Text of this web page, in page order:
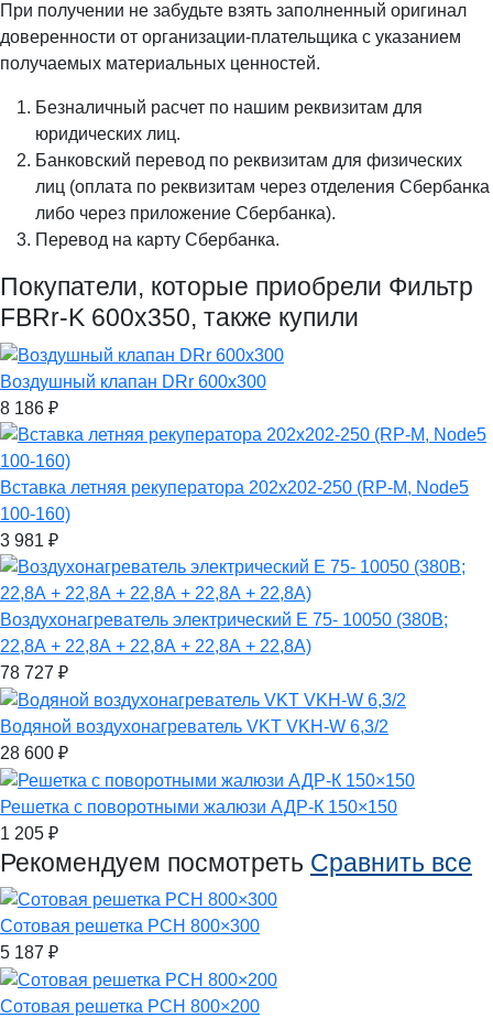
При получении не забудьте взять заполненный оригинал
доверенности от организации-плательщика с указанием
получаемых материальных ценностей.
Безналичный расчет по нашим реквизитам для
юридических лиц.
Банковский перевод по реквизитам для физических
лиц (оплата по реквизитам через отделения Сбербанка
либо через приложение Сбербанка).
Перевод на карту Сбербанка.
Покупатели, которые приобрели Фильтр
FBRr-K 600x350, также купили
Воздушный клапан DRr 600x300
8 186 ₽
Вставка летняя рекуператора 202х202-250 (RP-M, Node5
100-160)
3 981 ₽
Воздухонагреватель электрический E 75- 10050 (380В;
22,8А + 22,8А + 22,8А + 22,8А + 22,8А)
78 727 ₽
Водяной воздухонагреватель VKT VKH-W 6,3/2
28 600 ₽
Решетка с поворотными жалюзи АДР-К 150×150
1 205 ₽
Рекомендуем посмотреть Сравнить все
Сотовая решетка РСН 800×300
5 187 ₽
Сотовая решетка РСН 800×200